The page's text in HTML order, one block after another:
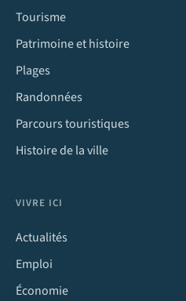
Tourisme
Patrimoine et histoire
Plages
Randonnées
Parcours touristiques
Histoire de la ville
VIVRE ICI
Actualités
Emploi
Économie